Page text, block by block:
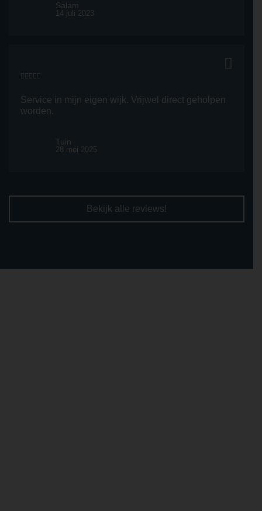
Salam
14 juli 2023
Service in mijn eigen wijk. Vrijwel direct geholpen
worden.
Tuin
28 mei 2025
Bekijk alle reviews!